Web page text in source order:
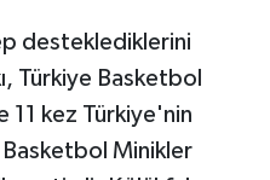
desteklediklerini
Türkiye Basketbol
11 kez Türkiye'nin
Minikler